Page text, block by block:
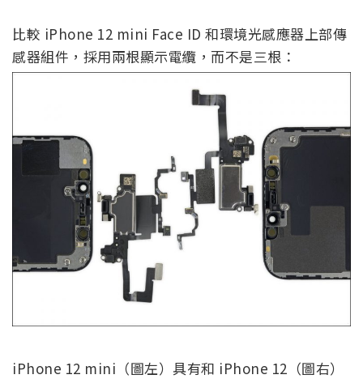
比較 iPhone 12 mini Face ID 和環境光感應器上部傳
感器組件，採用兩根顯示電纜，而不是三根：
iPhone 12 mini（圖左）具有和 iPhone 12（圖右）